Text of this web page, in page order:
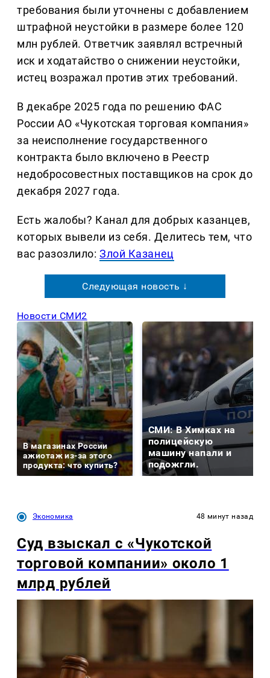
требования были уточнены с добавлением
штрафной неустойки в размере более 120
млн рублей. Ответчик заявлял встречный
иск и ходатайство о снижении неустойки,
истец возражал против этих требований.
В декабре 2025 года по решению ФАС
России АО «Чукотская торговая компания»
за неисполнение государственного
контракта было включено в Реестр
недобросовестных поставщиков на срок до
декабря 2027 года.
Есть жалобы? Канал для добрых казанцев,
которых вывели из себя. Делитеcь тем, что
вас разозлило:Злой Казанец
Следующая новость ↓
Новости СМИ2
В магазинах России
ажиотаж из-за этого
продукта: что купить?
СМИ: В Химках на
полицейскую
машину напали и
подожгли.
Экономика 48 минут назад
Суд взыскал с «Чукотской
торговой компании» около 1
млрд рублей